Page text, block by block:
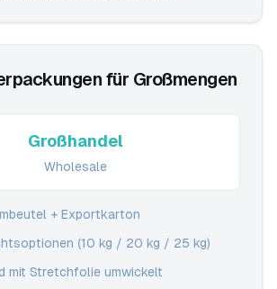
für Großmengen
Großhandel
Wholesale
+ Exportkarton
(10 kg / 20 kg / 25 kg)
mit Stretchfolie umwickelt